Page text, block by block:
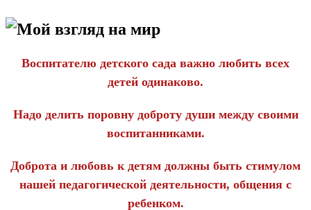
Мой взгляд на мир
Воспитателю детского сада важно любить всех
детей одинаково.
Надо делить поровну доброту души между своими
воспитанниками.
Доброта и любовь к детям должны быть стимулом
нашей педагогической деятельности, общения с
ребенком.